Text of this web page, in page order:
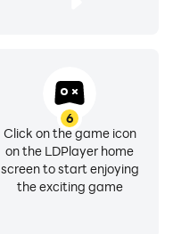
6
Click on the game icon
on the LDPlayer home
screen to start enjoying
the exciting game